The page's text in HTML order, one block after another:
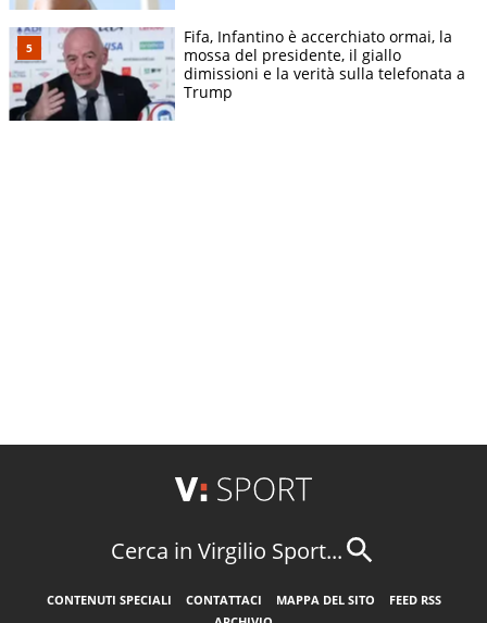
Fifa, Infantino è accerchiato ormai, la
mossa del presidente, il giallo
dimissioni e la verità sulla telefonata a
Trump
Cerca in Virgilio Sport...
CONTENUTI SPECIALI CONTATTACI MAPPA DEL SITO
FEED RSS